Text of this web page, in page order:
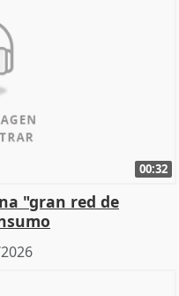
00:32
"gran red de